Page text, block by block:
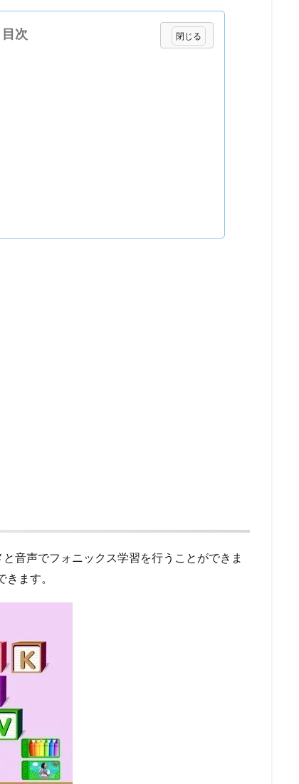
目次
音声でフォニックス学習を行うことができま
ます。